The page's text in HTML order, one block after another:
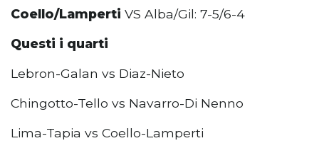
Coello/Lamperti VS Alba/Gil: 7-5/6-4
Questi i quarti
Lebron-Galan vs Diaz-Nieto
Chingotto-Tello vs Navarro-Di Nenno
Lima-Tapia vs Coello-Lamperti